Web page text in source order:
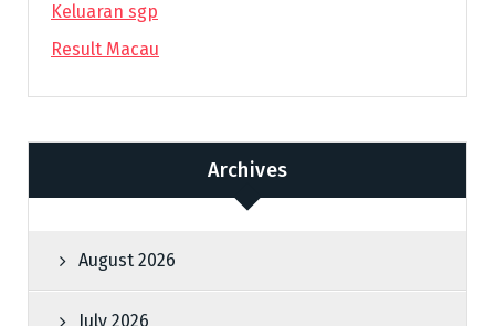
Keluaran sgp
Result Macau
Archives
August 2026
July 2026